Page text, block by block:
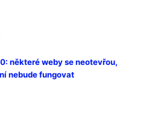
některé weby se neotevřou,
nebude fungovat